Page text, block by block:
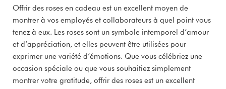
Offrir des roses en cadeau est un excellent moyen de
montrer à vos employés et collaborateurs à quel point vous
tenez à eux. Les roses sont un symbole intemporel d’amour
et d’appréciation, et elles peuvent être utilisées pour
exprimer une variété d’émotions. Que vous célébriez une
occasion spéciale ou que vous souhaitiez simplement
montrer votre gratitude, offrir des roses est un excellent